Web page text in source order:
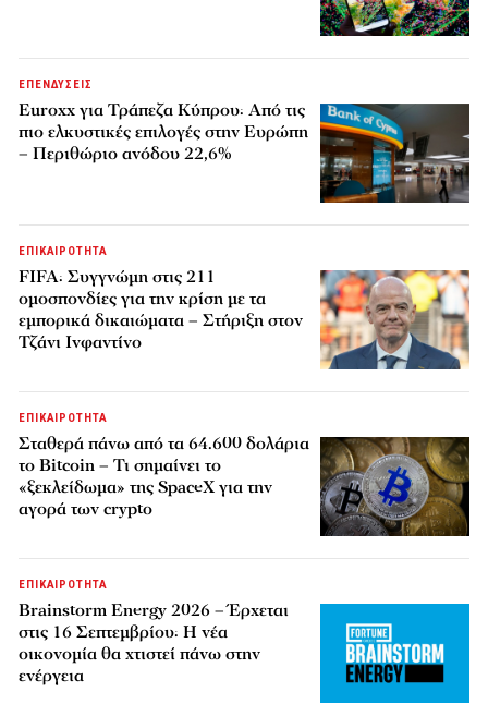
ΕΠΕΝΔΥΣΕΙΣ
Euroxx για Τράπεζα Κύπρου: Από τις
πιο ελκυστικές επιλογές στην Ευρώπη
– Περιθώριο ανόδου 22,6%
ΕΠΙΚΑΙΡΟΤΗΤΑ
FIFA: Συγγνώμη στις 211
ομοσπονδίες για την κρίση με τα
εμπορικά δικαιώματα – Στήριξη στον
Τζάνι Ινφαντίνο
ΕΠΙΚΑΙΡΟΤΗΤΑ
Σταθερά πάνω από τα 64.600 δολάρια
το Bitcoin – Τι σημαίνει το
«ξεκλείδωμα» της SpaceX για την
αγορά των crypto
ΕΠΙΚΑΙΡΟΤΗΤΑ
Brainstorm Energy 2026 – Έρχεται
στις 16 Σεπτεμβρίου: Η νέα
οικονομία θα χτιστεί πάνω στην
ενέργεια